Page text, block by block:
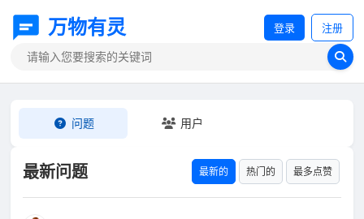
万物有灵 登录 注册
问题 用户
最新问题 最新的 热门的 最多点赞